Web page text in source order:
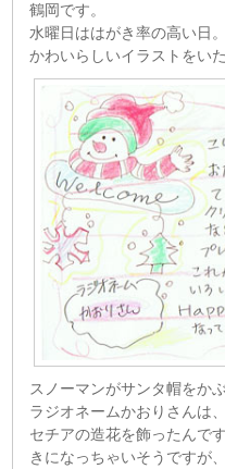
鶴岡です。
水曜日ははがき率の高い日。
かわいらしいイラストをい
スノーマンがサンタ帽をか
ラジオネームかおりさんは
セチアの造花を飾ったんで
きになっちゃいそうですが